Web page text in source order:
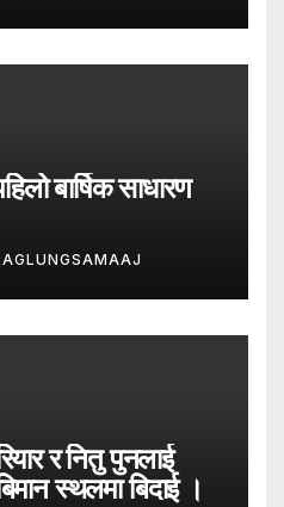
बार्षिक साधारण
र नितु पुनलाई
स्थलमा बिदाई ।